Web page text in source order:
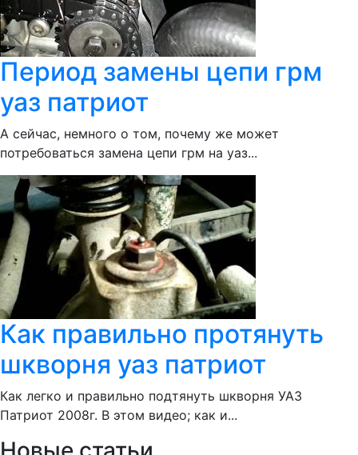
Период замены цепи грм
уаз патриот
А сейчас, немного о том, почему же может
потребоваться замена цепи грм на уаз...
Как правильно протянуть
шкворня уаз патриот
Как легко и правильно подтянуть шкворня УАЗ
Патриот 2008г. В этом видео; как и...